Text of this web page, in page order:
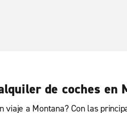
de coches en
viaje a Montana? Con las